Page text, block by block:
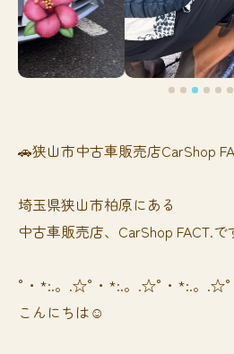
🚗狭山市中古車販売店CarShop
埼玉県狭山市柏原にある
中古車販売店、CarShop FACT.で
°・*:.。.☆°・*:.。.☆°・*:.。
こんにちは☺️